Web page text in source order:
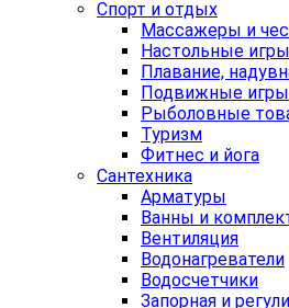
Спорт и отдых
Массажеры и
Настольные игры
Плавание,
Подвижные игры
Рыболовные
Туризм
Фитнес и йога
Сантехника
Арматуры
Ванны и
Вентиляция
Водонагреватели
Водосчетчики
Запорная и